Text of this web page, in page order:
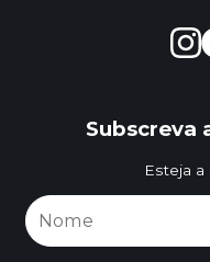
Subscreva
Esteja a